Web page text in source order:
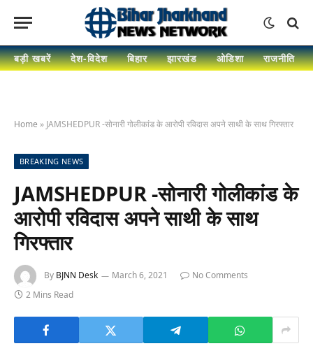
बड़ी खबरें देश-विदेश बिहार झारखंड ओडिशा राजनीति
Home » JAMSHEDPUR -सोनारी गोलीकांड के आरोपी रविदास अपने साथी के साथ गिरफ्तार
BREAKING NEWS
JAMSHEDPUR -सोनारी गोलीकांड के
आरोपी रविदास अपने साथी के साथ
गिरफ्तार
By BJNN Desk March 6, 2021
No Comments
2 Mins Read